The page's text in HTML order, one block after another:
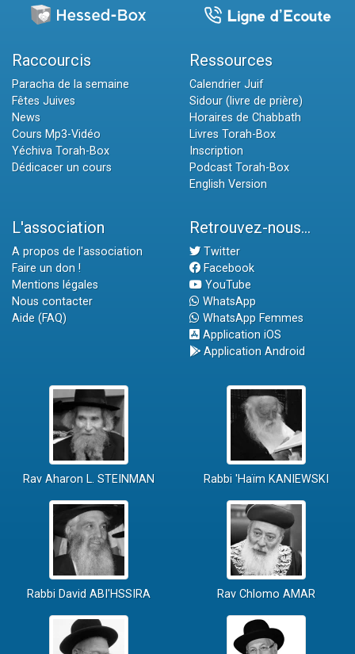
Raccourcis
Paracha de la semaine
Fêtes Juives
News
Cours Mp3-Vidéo
Yéchiva Torah-Box
Dédicacer un cours
Ressources
Calendrier Juif
Sidour (livre de prière)
Horaires de Chabbath
Livres Torah-Box
Inscription
Podcast Torah-Box
English Version
L'association
A propos de l'association
Faire un don !
Mentions légales
Nous contacter
Aide (FAQ)
Retrouvez-nous...
Twitter
Facebook
YouTube
WhatsApp
WhatsApp Femmes
Application iOS
Application Android
Rav Aharon L. STEINMAN Rabbi 'Haïm KANIEWSKI
Rabbi David ABI'HSSIRA Rav Chlomo AMAR